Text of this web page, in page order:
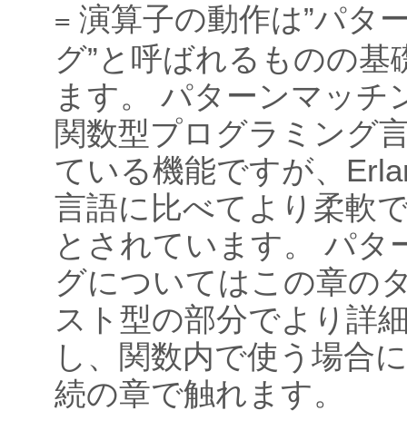
= 演算子の動作は”パタ
グ”と呼ばれるものの基
ます。 パターンマッチ
関数型プログラミング
ている機能ですが、
言語に比べてより柔軟
とされています。 パタ
グについてはこの章の
スト型の部分でより詳
し、関数内で使う場合
続の章で触れます。